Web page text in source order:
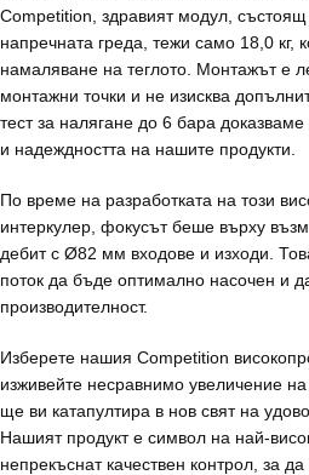
Competition, здравият модул, състоящ
напречната греда, тежи само 18,0 кг,
намаляване на теглото. Монтажът е
монтажни точки и не изисква
тест за налягане до 6 бара
и надеждността на нашите продукти.
По време на разработката на този
интеркулер, фокусът беше върху
дебит с Ø82 мм входове и изходи.
поток да бъде оптимално насочен и
производителност.
Изберете нашия Competition
изживейте несравнимо увеличение
ще ви катапултира в нов свят на
Нашият продукт е символ на най-
непрекъснат качествен контрол, за